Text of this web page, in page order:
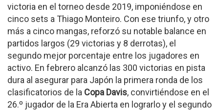
victoria en el torneo desde 2019, imponiéndose en
cinco sets a Thiago Monteiro. Con ese triunfo, y otro
más a cinco mangas, reforzó su notable balance en
partidos largos (29 victorias y 8 derrotas), el
segundo mejor porcentaje entre los jugadores en
activo. En febrero alcanzó las 300 victorias en pista
dura al asegurar para Japón la primera ronda de los
clasificatorios de la Copa Davis, convirtiéndose en el
26.º jugador de la Era Abierta en lograrlo y el segundo